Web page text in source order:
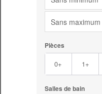
Sans maximum
Pièces
0+ 1+
Salles de bain